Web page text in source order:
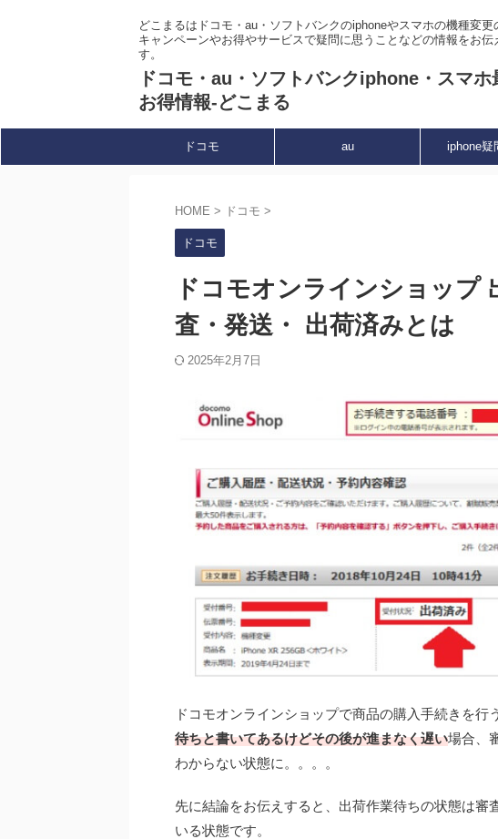
どこまるはドコモ・au・ソフトバンクのiphoneやスマホの機種変更
キャンペーンやお得やサービスで疑問に思うことなどの情報をお伝
す。
ドコモ・au・ソフトバンクiphone・スマホ
お得情報-どこまる
ドコモ au iphone疑
HOME > ドコモ >
ドコモ
ドコモオンラインショップ
査・発送・ 出荷済みとは
2025年2月7日
ドコモオンラインショップで商品の購入手続きを行
待ちと書いてあるけどその後が進まなく遅い場合、
わからない状態に。。。。
先に結論をお伝えすると、出荷作業待ちの状態は審
いる状態です。